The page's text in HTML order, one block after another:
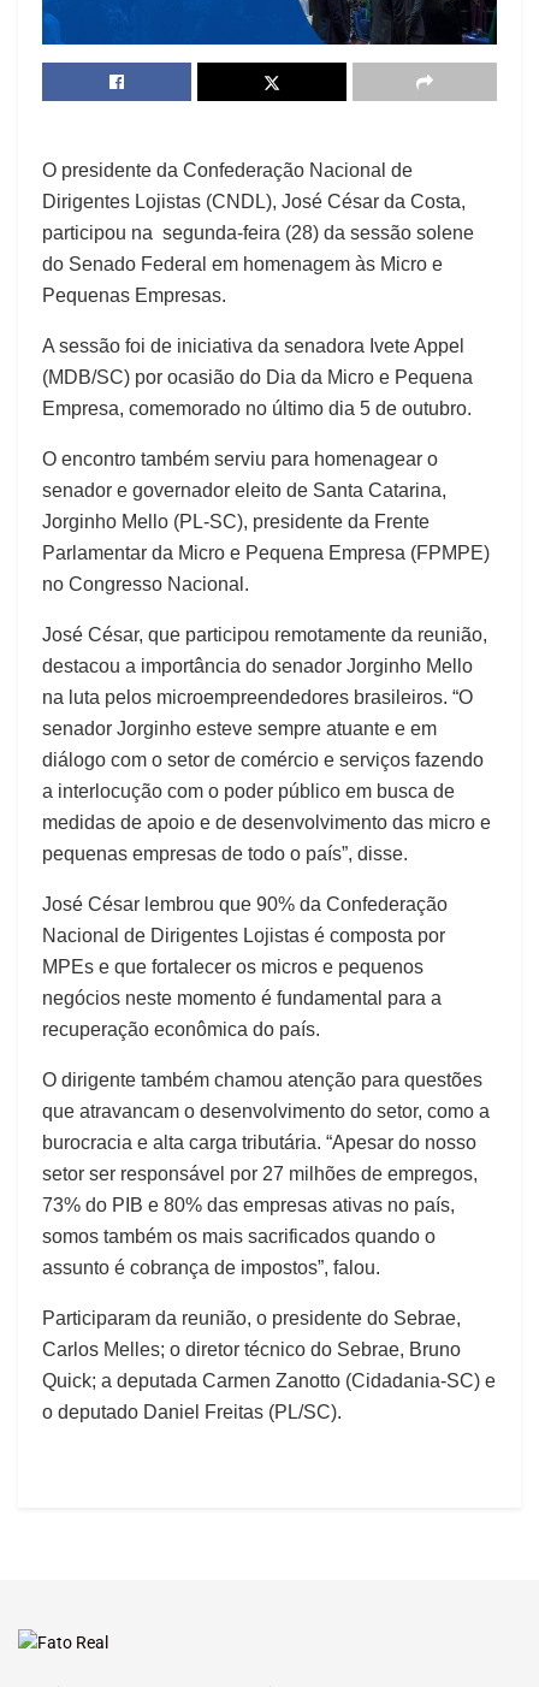
O presidente da Confederação Nacional de
Dirigentes Lojistas (CNDL), José César da Costa,
participou na segunda-feira (28) da sessão solene
do Senado Federal em homenagem às Micro e
Pequenas Empresas.
A sessão foi de iniciativa da senadora Ivete Appel
(MDB/SC) por ocasião do Dia da Micro e Pequena
Empresa, comemorado no último dia 5 de outubro.
O encontro também serviu para homenagear o
senador e governador eleito de Santa Catarina,
Jorginho Mello (PL-SC), presidente da Frente
Parlamentar da Micro e Pequena Empresa (FPMPE)
no Congresso Nacional.
José César, que participou remotamente da reunião,
destacou a importância do senador Jorginho Mello
na luta pelos microempreendedores brasileiros. “O
senador Jorginho esteve sempre atuante e em
diálogo com o setor de comércio e serviços fazendo
a interlocução com o poder público em busca de
medidas de apoio e de desenvolvimento das micro e
pequenas empresas de todo o país”, disse.
José César lembrou que 90% da Confederação
Nacional de Dirigentes Lojistas é composta por
MPEs e que fortalecer os micros e pequenos
negócios neste momento é fundamental para a
recuperação econômica do país.
O dirigente também chamou atenção para questões
que atravancam o desenvolvimento do setor, como a
burocracia e alta carga tributária. “Apesar do nosso
setor ser responsável por 27 milhões de empregos,
73% do PIB e 80% das empresas ativas no país,
somos também os mais sacrificados quando o
assunto é cobrança de impostos”, falou.
Participaram da reunião, o presidente do Sebrae,
Carlos Melles; o diretor técnico do Sebrae, Bruno
Quick; a deputada Carmen Zanotto (Cidadania-SC) e
o deputado Daniel Freitas (PL/SC).